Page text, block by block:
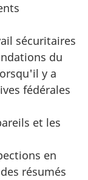
sécuritaires
du
y a
fédérales
et les
en
résumés